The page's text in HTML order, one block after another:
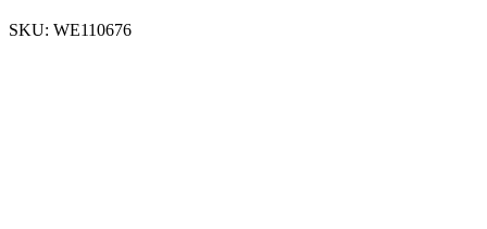
SKU: WE110676